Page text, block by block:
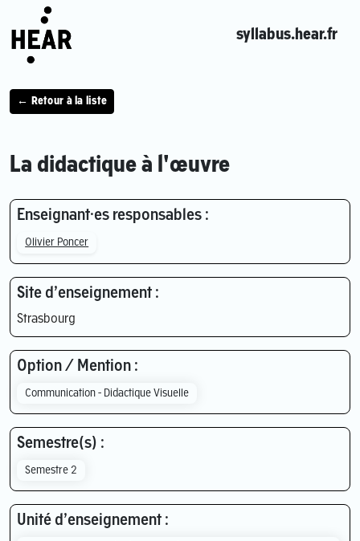
syllabus.hear.fr
← Retour à la liste
La didactique à l'œuvre
Enseignant·es responsables :
Olivier Poncer
Site d’enseignement :
Strasbourg
Option / Mention :
Communication - Didactique Visuelle
Semestre(s) :
Semestre 2
Unité d’enseignement :